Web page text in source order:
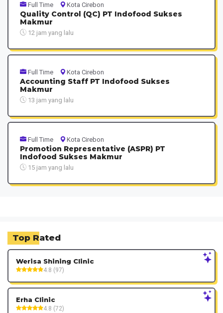
Full Time Kota Cirebon
Quality Control (QC) PT Indofood Sukses
Makmur
12 jam yang lalu
Full Time Kota Cirebon
Accounting Staff PT Indofood Sukses
Makmur
13 jam yang lalu
Full Time Kota Cirebon
Promotion Representative (ASPR) PT
Indofood Sukses Makmur
15 jam yang lalu
Top Rated
Werisa Shining Clinic
4.8 (97)
Erha Clinic
4.8 (72)